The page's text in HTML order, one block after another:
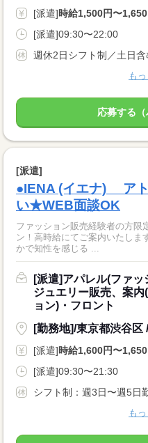
[派遣]時給1,500円〜1,650
[派遣]09:30〜22:00
週休2日シフト制／土日含
も
応募する（
[派遣]
●IENA (イエナ) ア
い★WEB面談OK
ファッション販売経験者の方限
ン！高時給にてご案内いたし
かで知性を感じる ...
[派遣]アパレル(ファッ
ジュエリー販売、案
ョン)・フロント
[勤務地]/東京都渋谷区
[派遣]時給1,600円〜1,650
[派遣]09:30〜21:30
も